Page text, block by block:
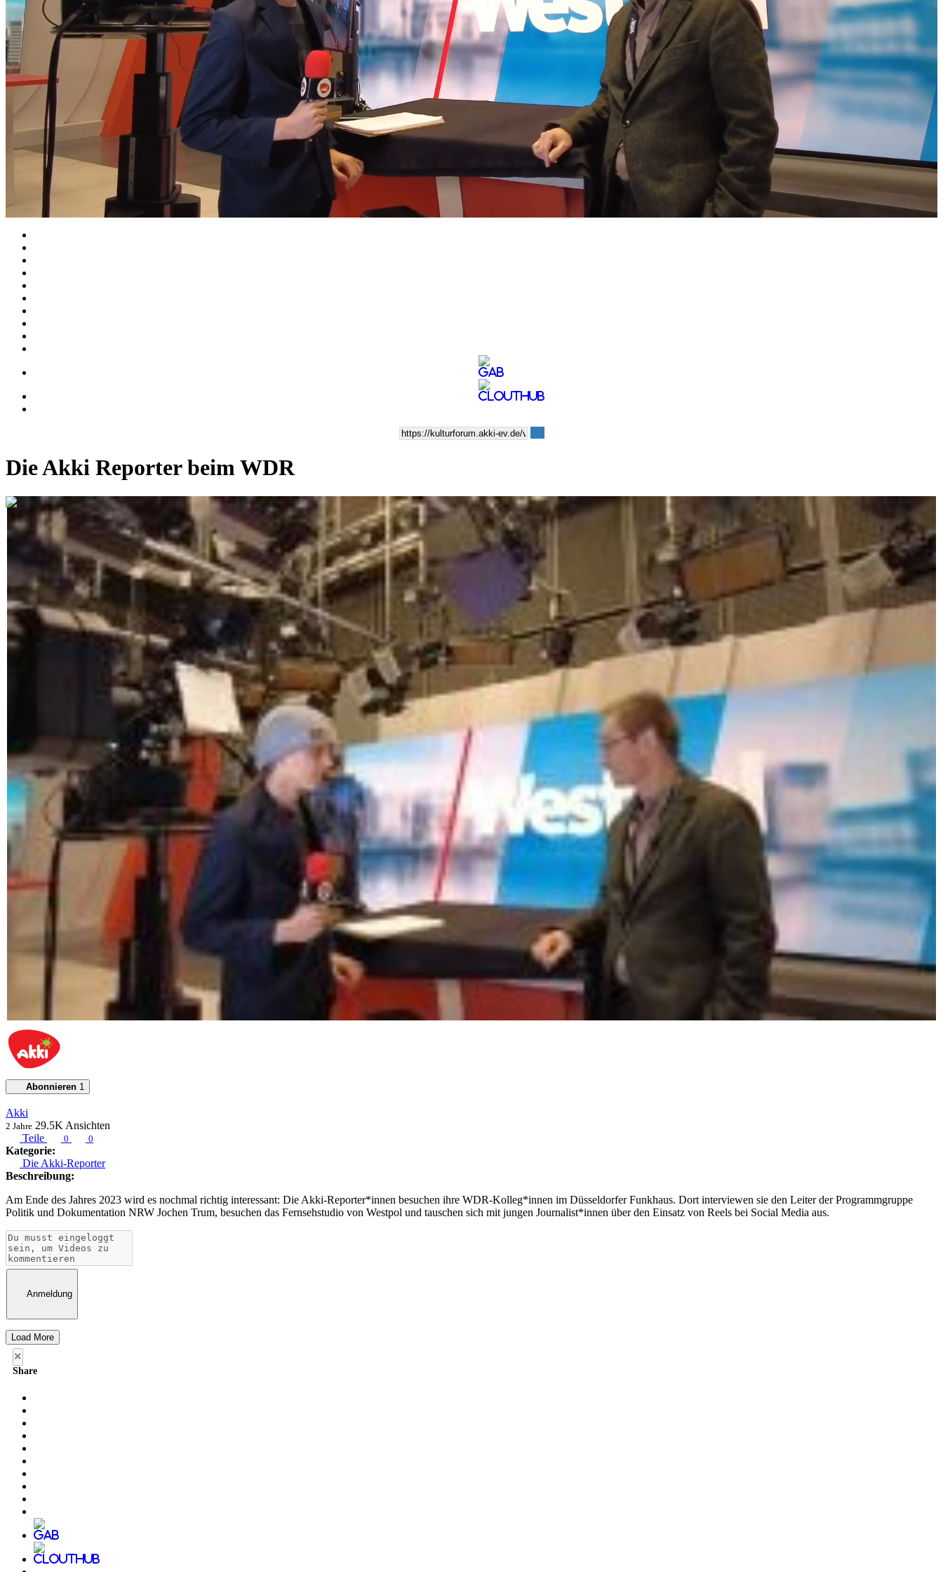
Die Akki Reporter beim WDR
0:13:35
Abonnieren 1
Akki
2 Jahre 29.5K Ansichten
Teile
0 0
Kategorie:
Die Akki-Reporter
Beschreibung:
Am Ende des Jahres 2023 wird es nochmal richtig interessant: Die Akki-Reporter*innen besuchen ihre WDR-Kolleg*innen im Düsseldorfer Funkhaus. Dort interviewen sie den Leiter der Programmgruppe
Politik und Dokumentation NRW Jochen Trum, besuchen das Fernsehstudio von Westpol und tauschen sich mit jungen Journalist*innen über den Einsatz von Reels bei Social Media aus.
Anmeldung
Load More
×
Share